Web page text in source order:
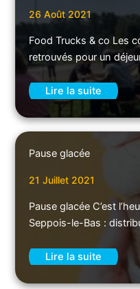
26 Août 2021
Food Trucks & co Les
retrouvés pour un
Lire la suite
Pause glacée
21 Juillet 2021
Pause glacée C’est
Seppois-le-Bas :
Lire la suite